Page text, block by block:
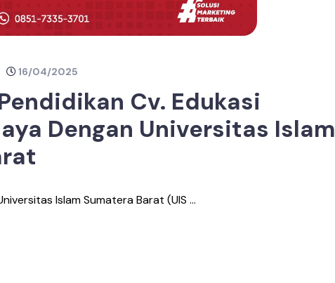
16/04/2025
Cv. Edukasi
Dengan Universitas Islam
Islam Sumatera Barat (UIS ...